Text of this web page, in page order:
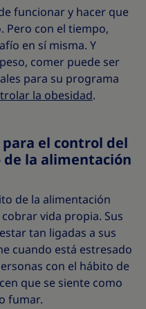
funcionar y hacer que
Pero con el tiempo,
en sí misma. Y
comer puede ser
para su programa
la obesidad.
el control del
de la alimentación
de la alimentación
vida propia. Sus
tan ligadas a sus
cuando está estresado
con el hábito de
que se siente como
fumar.